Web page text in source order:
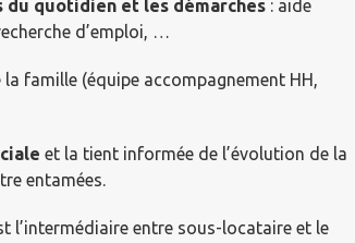
du quotidien et les démarches : aide
d’emploi, …​
famille (équipe accompagnement HH,
et la tient informée de l’évolution de la
entamées​.
l’intermédiaire entre sous-locataire et le